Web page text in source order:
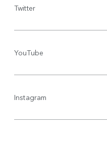
Twitter
YouTube
Instagram